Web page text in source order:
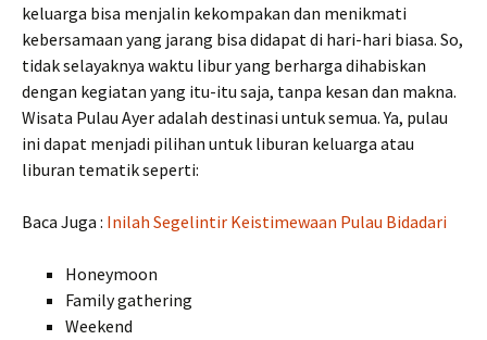
keluarga bisa menjalin kekompakan dan menikmati
kebersamaan yang jarang bisa didapat di hari-hari biasa. So,
tidak selayaknya waktu libur yang berharga dihabiskan
dengan kegiatan yang itu-itu saja, tanpa kesan dan makna.
Wisata Pulau Ayer adalah destinasi untuk semua. Ya, pulau
ini dapat menjadi pilihan untuk liburan keluarga atau
liburan tematik seperti:
Baca Juga : Inilah Segelintir Keistimewaan Pulau Bidadari
Honeymoon
Family gathering
Weekend